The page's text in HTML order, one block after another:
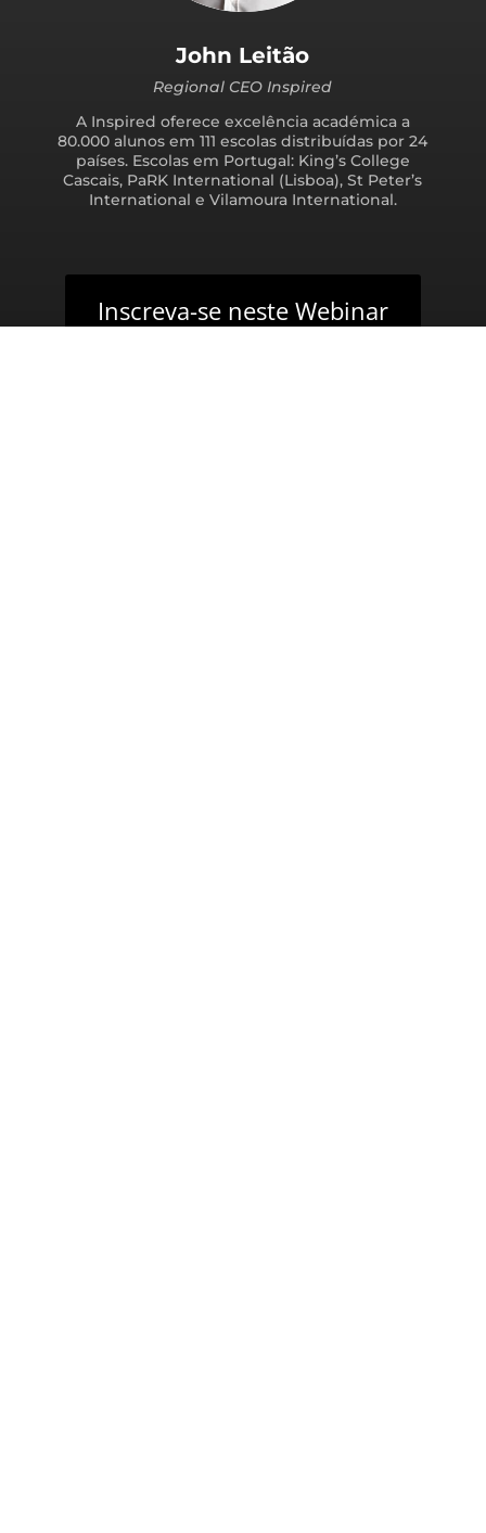
John Leitão
Regional CEO Inspired
A Inspired oferece excelência académica a
80.000 alunos em 111 escolas distribuídas por 24
países. Escolas em Portugal: King’s College
Cascais, PaRK International (Lisboa), St Peter’s
International e Vilamoura International.
Inscreva-se neste Webinar